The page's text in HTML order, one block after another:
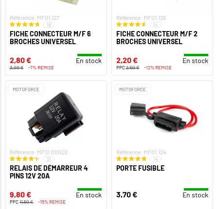
Référence: MF01.127
18
FICHE CONNECTEUR M/F 6
BROCHES UNIVERSEL
2,80 € En stock
3,00 € -7% REMISE
Référence: MF01.125
14
FICHE CONNECTEUR M/F 2
BROCHES UNIVERSEL
2,20 € En stock
PPC2,50 € -12% REMISE
MOTOFORCE
Référence: MF12.00020
31
RELAIS DE DÉMARREUR 4
PINS 12V 20A
9,80 € En stock
PPC11,50 € -15% REMISE
MOTOFORCE
Référence: MF01.124
14
PORTE FUSIBLE
3,70 € En stock